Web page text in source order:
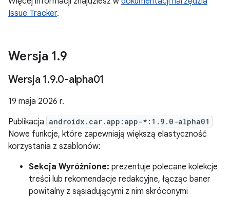
Issue Tracker.
Wersja 1.9
Wersja 1.9.0-alpha01
19 maja 2026 r.
Publikacja androidx.car.app:app-*:1.9.0-alpha01
Nowe funkcje, które zapewniają większą elastyczność
korzystania z szablonów:
Sekcja Wyróżnione: prezentuje polecane kolekcje
treści lub rekomendacje redakcyjne, łącząc baner
powitalny z sąsiadującymi z nim skróconymi